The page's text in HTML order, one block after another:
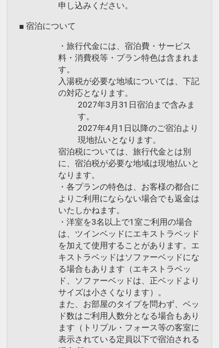
申し込みください。
■ 宿泊について
・旅行代金には、宿泊費・サービス
料・消費税等・プラン特色は含まれま
す。
入湯税が必要な地域については、下記
の対応となります。
2027年3月31日宿泊まで含みま
す。
2027年4月1日以降のご宿泊より
現地払いとなります。
宿泊税については、旅行代金とは別
に、宿泊税が必要な地域は現地払いと
なります。
・各プランの特色は、お客様の都合に
よりご利用にならない場合でも返金は
いたしかねます。
・洋室を3名以上で1室ご利用の場合
は、ツインベッドにエキストラベッド
を加えて使用することがあります。エ
キストラベッドはソファーベッドにな
る場合もあります（エキストラベッ
ド、ソファーベッドは、正ベッドより
サイズは小さくなります）。
また、お部屋のタイプを問わず、ベッ
ド数はご利用人数分となる場合もあり
ます（トリプル・フォース等の客室に
表示されている定員以下で宿泊される